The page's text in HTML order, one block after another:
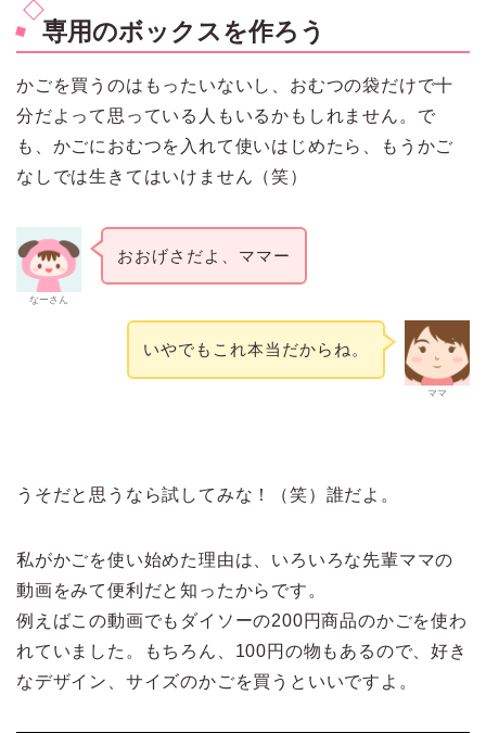
専用のボックスを作ろう
かごを買うのはもったいないし、おむつの袋だけで十
分だよって思っている人もいるかもしれません。で
も、かごにおむつを入れて使いはじめたら、もうかご
なしでは生きてはいけません（笑）
なーさん
おおげさだよ、ママー
ママ
いやでもこれ本当だからね。
うそだと思うなら試してみな！（笑）誰だよ。
私がかごを使い始めた理由は、いろいろな先輩ママの
動画をみて便利だと知ったからです。
例えばこの動画でもダイソーの200円商品のかごを使わ
れていました。もちろん、100円の物もあるので、好き
なデザイン、サイズのかごを買うといいですよ。